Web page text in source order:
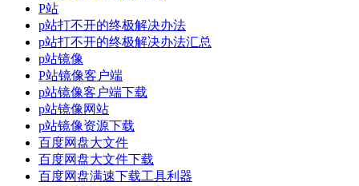
P站
p站打不开的终极解决办法
p站打不开的终极解决办法汇总
p站镜像
P站镜像客户端
p站镜像客户端下载
p站镜像网站
p站镜像资源下载
百度网盘大文件
百度网盘大文件下载
百度网盘满速下载工具利器